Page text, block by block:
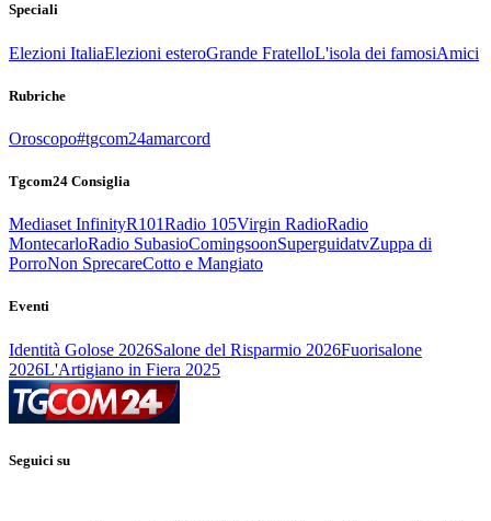
Speciali
Elezioni ItaliaElezioni esteroGrande FratelloL'isola dei famosiAmici
Rubriche
Oroscopo#tgcom24amarcord
Tgcom24 Consiglia
Mediaset InfinityR101Radio 105Virgin RadioRadio
MontecarloRadio SubasioComingsoonSuperguidatvZuppa di
PorroNon SprecareCotto e Mangiato
Eventi
Identità Golose 2026Salone del Risparmio 2026Fuorisalone
2026L'Artigiano in Fiera 2025
Seguici su